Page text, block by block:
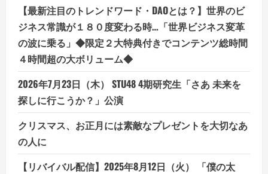
来
へ
の
一
歩
【最新注目のトレンドワード・DAOとは？】世界のビ
ジネス常識が１８０度変わる時…「世界ビジネス変革
の波に乗る」◆限定２大特典付きでコンテンツ総時間
４時間超の大ボリューム◆
2026年7月23日（木） STU48 4期研究生「さあ 未来を
探しに行こうか？」公演
クリスマス、お正月には素敵なプレゼントを大切なあ
の人に
【リバイバル配信】2025年8月12日（火） 「僕の太